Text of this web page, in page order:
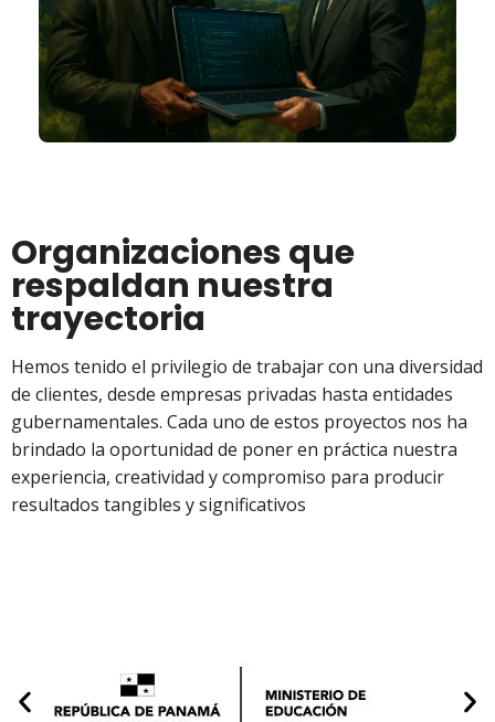
Organizaciones que
respaldan nuestra
trayectoria
Hemos tenido el privilegio de trabajar con una diversidad
de clientes, desde empresas privadas hasta entidades
gubernamentales. Cada uno de estos proyectos nos ha
brindado la oportunidad de poner en práctica nuestra
experiencia, creatividad y compromiso para producir
resultados tangibles y significativos